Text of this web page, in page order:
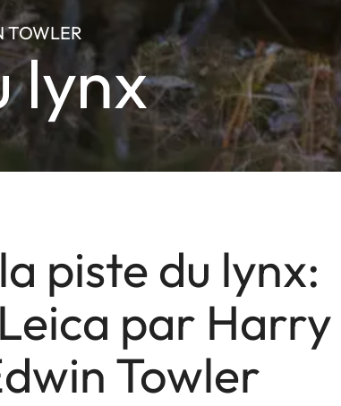
TOWLER
lynx
piste du lynx:
par Harry
Towler